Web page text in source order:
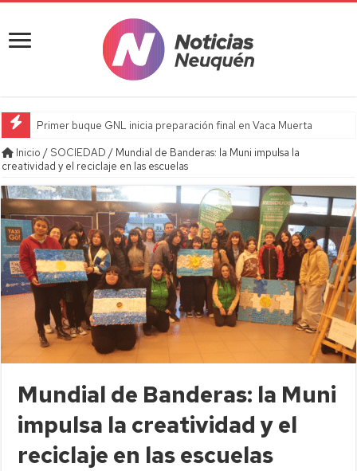
Primer buque GNL inicia preparación final en Vaca Muerta
Inicio / SOCIEDAD / Mundial de Banderas: la Muni impulsa la
creatividad y el reciclaje en las escuelas
Mundial de Banderas: la Muni
impulsa la creatividad y el
reciclaje en las escuelas